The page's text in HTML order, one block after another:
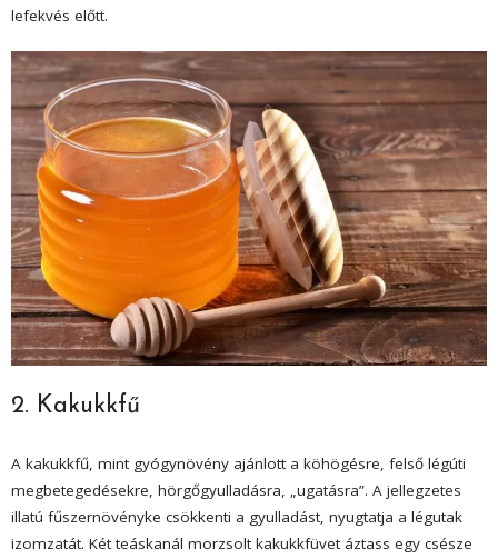
lefekvés előtt.
2. Kakukkfű
A kakukkfű, mint gyógynövény ajánlott a köhögésre, felső légúti
megbetegedésekre, hörgőgyulladásra, „ugatásra”. A jellegzetes
illatú fűszernövényke csökkenti a gyulladást, nyugtatja a légutak
izomzatát. Két teáskanál morzsolt kakukkfüvet áztass egy csésze